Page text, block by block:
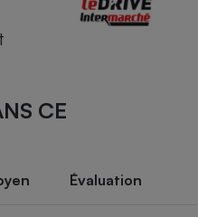
CE
Évaluation